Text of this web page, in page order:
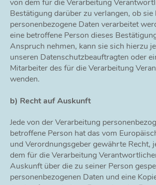
von dem für die Verarbeitung
Bestätigung darüber zu verlangen, ob sie
personenbezogene Daten verarbeitet
eine betroffene Person dieses
Anspruch nehmen, kann sie sich hierzu
unseren Datenschutzbeauftragten oder
Mitarbeiter des für die Verarbeitung
wenden.
b) Recht auf Auskunft
Jede von der Verarbeitung
betroffene Person hat das vom
und Verordnungsgeber gewährte Recht,
dem für die Verarbeitung
Auskunft über die zu seiner Person
personenbezogenen Daten und eine